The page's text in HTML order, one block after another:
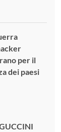
per il
dei paesi